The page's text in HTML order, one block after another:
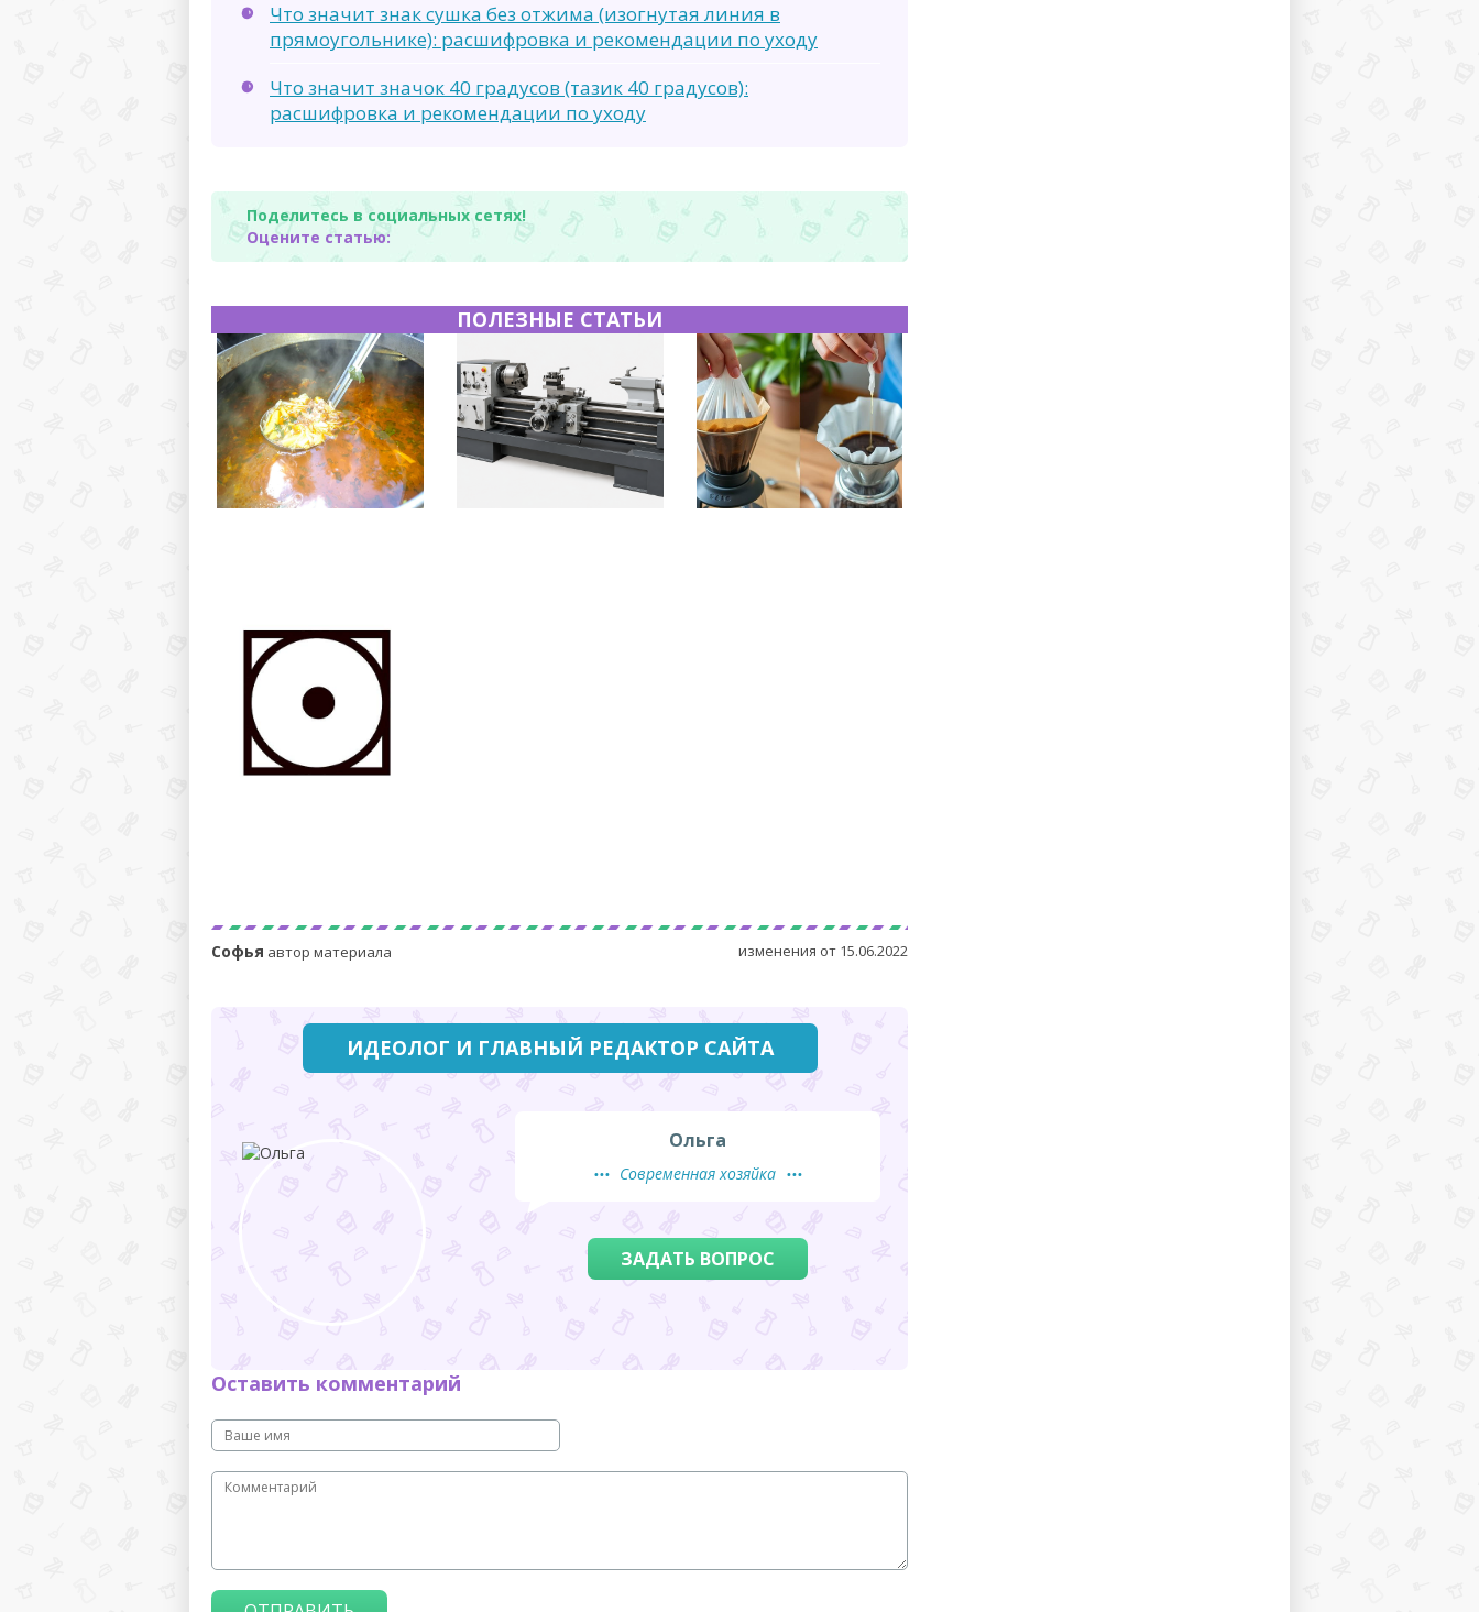
Что значит знак сушка без отжима (изогнутая линия в
прямоугольнике): расшифровка и рекомендации по уходу
Что значит значок 40 градусов (тазик 40 градусов):
расшифровка и рекомендации по уходу
Поделитесь в социальных сетях!
Оцените статью:
ПОЛЕЗНЫЕ СТАТЬИ
Софья автор материала изменения от 15.06.2022
ИДЕОЛОГ И ГЛАВНЫЙ РЕДАКТОР САЙТА
Ольга
Современная хозяйка
ЗАДАТЬ ВОПРОС
Оставить комментарий